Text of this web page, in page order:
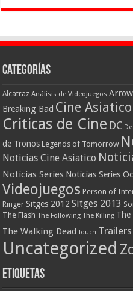
Categorías
Alcatraz Análisis de Videojuegos Arrow
Breaking Bad Cine Asiatico
Criticas de Cine DC
de Tronos Legends of Tomorrow
Noticias Cine Asiatico
Noticias Series Noticias Series
Videojuegos Person of
Ringer Sitges 2012 Sitges 2013
The Flash The Following The Killing The
The Walking Dead Touch Trailers
Uncategorized
Etiquetas